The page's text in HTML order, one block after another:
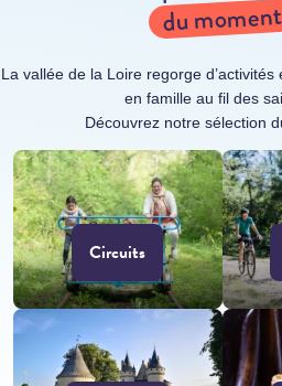
du moment
La vallée de la Loire regorge d’activités
en famille au fil des
Découvrez notre sélection
Circuits